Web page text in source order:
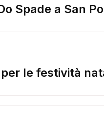
Spade a San
le festività